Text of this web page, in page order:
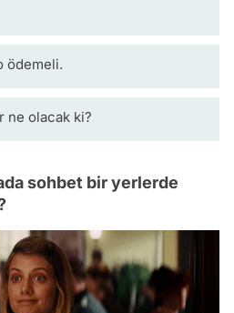
ödemeli.
ne olacak ki?
sohbet bir yerlerde